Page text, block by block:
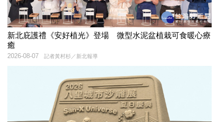
新北庇護禮《安好植光》登場 微型水泥盆植栽可食暖心療
癒
記者黃村杉／新北報導
2026-08-07